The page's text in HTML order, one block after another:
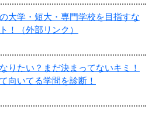
大学・短大・専門学校を目指すな
！（外部リンク）
りたい？まだ決まってないキミ！
向いてる学問を診断！